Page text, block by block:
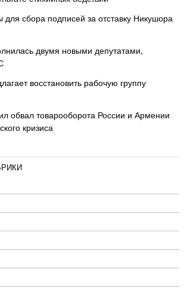
сбора подписей за отставку Никушора
двумя новыми депутатами,
восстановить рабочую группу
обвал товарооборота России и Армении
кризиса